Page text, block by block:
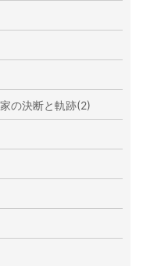
の決断と軌跡(2)